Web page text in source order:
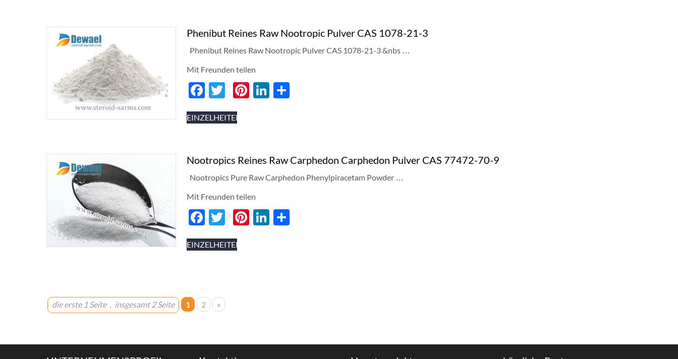
Phenibut Reines Raw Nootropic Pulver CAS 1078-21-3
Phenibut Reines Raw Nootropic Pulver CAS 1078-21-3 &nbs …
Mit Freunden teilen
Facebook
Twitter
Pinterest
LinkedIn
EINZELHEITEN
Nootropics Reines Raw Carphedon Carphedon Pulver CAS 77472-70-9
Nootropics Pure Raw Carphedon Phenylpiracetam Powder …
Mit Freunden teilen
Facebook
Twitter
Pinterest
LinkedIn
EINZELHEITEN
die erste 1 Seite，insgesamt 2 Seite 1 2 »